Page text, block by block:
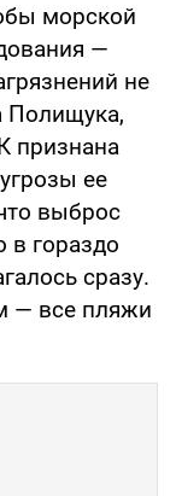
мор­ской
—
не
Полищука,
признана
ее
выброс
в го­раздо
сразу.
— все пляжи